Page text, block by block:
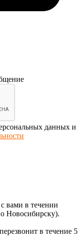
данных и
вами в течении
Новосибирску).
в течение 5